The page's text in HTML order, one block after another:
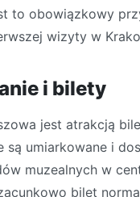
to obowiązkowy
wizyty w
i bilety
jest atrakcją
są umiarkowane i
muzealnych w
bilet